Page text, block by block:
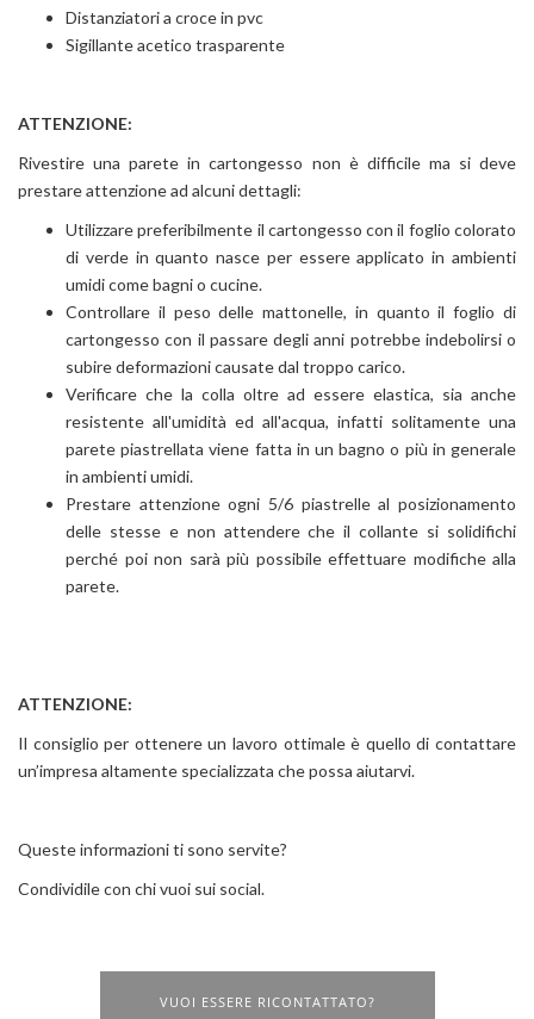
Distanziatori a croce in pvc
Sigillante acetico trasparente
ATTENZIONE:
Rivestire una parete in cartongesso non è difficile ma si deve
prestare attenzione ad alcuni dettagli:
Utilizzare preferibilmente il cartongesso con il foglio colorato
di verde in quanto nasce per essere applicato in ambienti
umidi come bagni o cucine.
Controllare il peso delle mattonelle, in quanto il foglio di
cartongesso con il passare degli anni potrebbe indebolirsi o
subire deformazioni causate dal troppo carico.
Verificare che la colla oltre ad essere elastica, sia anche
resistente all'umidità ed all'acqua, infatti solitamente una
parete piastrellata viene fatta in un bagno o più in generale
in ambienti umidi.
Prestare attenzione ogni 5/6 piastrelle al posizionamento
delle stesse e non attendere che il collante si solidifichi
perché poi non sarà più possibile effettuare modifiche alla
parete.
ATTENZIONE:
Il consiglio per ottenere un lavoro ottimale è quello di contattare
un’impresa altamente specializzata che possa aiutarvi.
Queste informazioni ti sono servite?
Condividile con chi vuoi sui social.
VUOI ESSERE RICONTATTATO?